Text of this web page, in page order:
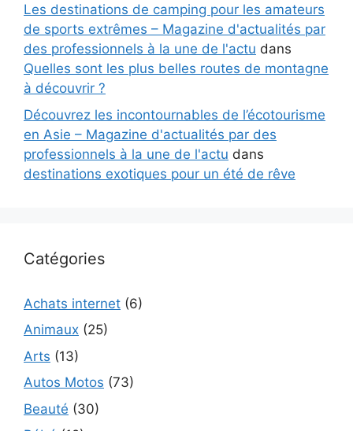
Les destinations de camping pour les amateurs
de sports extrêmes – Magazine d'actualités par
des professionnels à la une de l'actu dans
Quelles sont les plus belles routes de montagne
à découvrir ?
Découvrez les incontournables de l’écotourisme
en Asie – Magazine d'actualités par des
professionnels à la une de l'actu dans
destinations exotiques pour un été de rêve
Catégories
Achats internet (6)
Animaux (25)
Arts (13)
Autos Motos (73)
Beauté (30)